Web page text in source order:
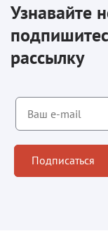
Узнавайте
рассылку
Подписаться